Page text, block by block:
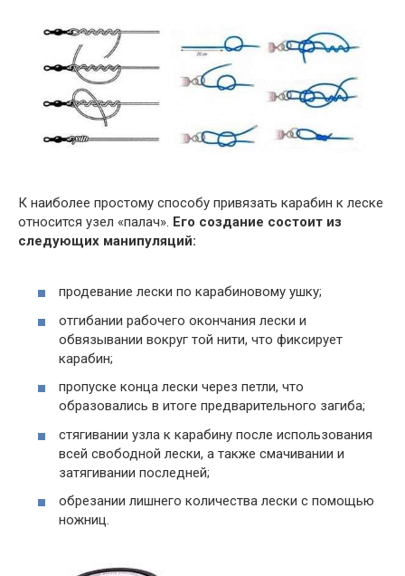
К наиболее простому способу привязать карабин к леске
относится узел «палач». Его создание состоит из
следующих манипуляций:
продевание лески по карабиновому ушку;
отгибании рабочего окончания лески и
обвязывании вокруг той нити, что фиксирует
карабин;
пропуске конца лески через петли, что
образовались в итоге предварительного загиба;
стягивании узла к карабину после использования
всей свободной лески, а также смачивании и
затягивании последней;
обрезании лишнего количества лески с помощью
ножниц.